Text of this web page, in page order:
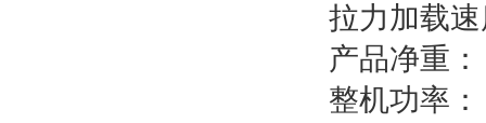
拉力加载速
产品净重：
整机功率：